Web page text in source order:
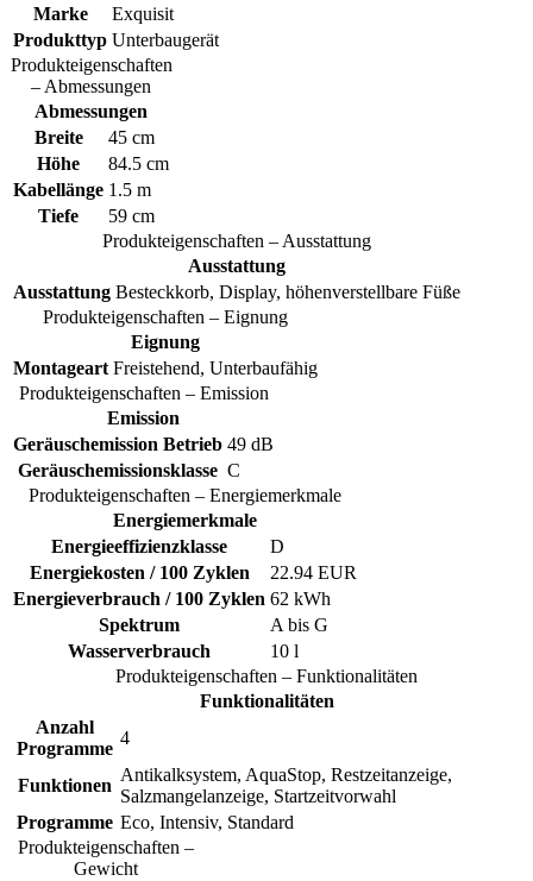
Marke
Exquisit
Produkttyp Unterbaugerät
Produkteigenschaften
– Abmessungen
Abmessungen
Breite
45 cm
Höhe
84.5 cm
Kabellänge 1.5 m
Tiefe
59 cm
Produkteigenschaften – Ausstattung
Ausstattung
Ausstattung Besteckkorb, Display, höhenverstellbare Füße
Produkteigenschaften – Eignung
Eignung
Montageart Freistehend, Unterbaufähig
Produkteigenschaften – Emission
Emission
Geräuschemission Betrieb 49 dB
Geräuschemissionsklasse C
Produkteigenschaften – Energiemerkmale
Energiemerkmale
Energieeffizienzklasse
D
Energiekosten / 100 Zyklen
22.94 EUR
Energieverbrauch / 100 Zyklen 62 kWh
Spektrum
A bis G
Wasserverbrauch
10 l
Produkteigenschaften – Funktionalitäten
Funktionalitäten
Anzahl
Programme
4
Funktionen
Antikalksystem, AquaStop, Restzeitanzeige,
Salzmangelanzeige, Startzeitvorwahl
Programme Eco, Intensiv, Standard
Produkteigenschaften –
Gewicht